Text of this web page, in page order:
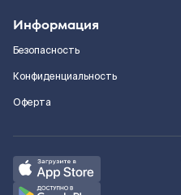
Информация
Безопасность
Конфиденциальность
Оферта